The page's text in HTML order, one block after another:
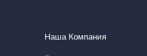
Наша Компания